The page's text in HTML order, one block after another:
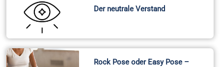
Der neutrale Verstand
Rock Pose oder Easy Pose –